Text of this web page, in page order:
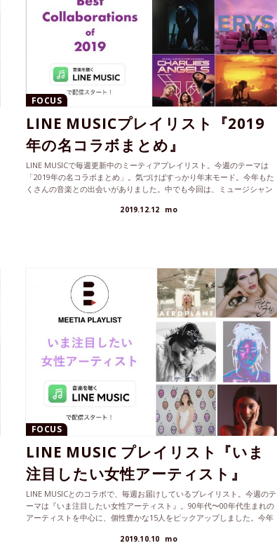
FOCUS
LINE MUSICプレイリスト『2019
年の名コラボまとめ』
LINE MUSICで毎週更新中のミーティアプレイリスト。今週のテーマは
「2019年の名コラボまとめ」。気づけばすっかり年末モード。今年もた
くさんの音楽との出会いがありました。中でも今回は、ミュージシャン
ねて、ぜひ聴いてみてください。
2019.12.12 mo
FOCUS
LINE MUSIC プレイリスト『いま
注目したい女性アーティスト』
LINE MUSICとのコラボで、毎週お届けしているプレイリスト。今週のテ
ーマは『いま注目したい女性アーティスト』。90年代〜00年代生まれの
アーティストを中心に、個性豊かな15人をピックアップしました。今年
つけてもらえたらうれしいです。
2019.10.10 mo